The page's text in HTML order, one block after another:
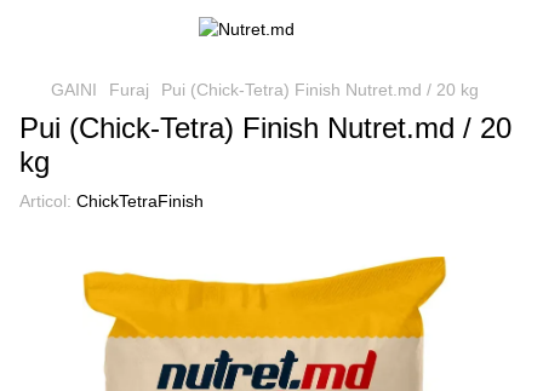
GAINI Furaj Pui (Chick-Tetra) Finish Nutret.md / 20 kg
Pui (Chick-Tetra) Finish Nutret.md / 20
kg
Articol: ChickTetraFinish